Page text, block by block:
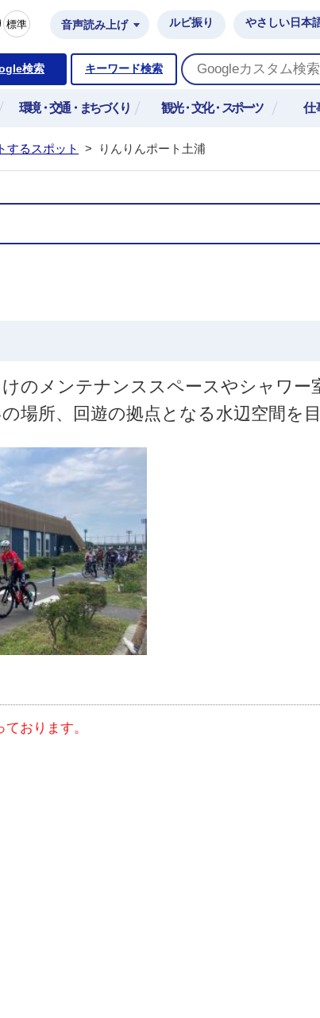
標準 音声読み上げ ルビ振り やさしい日本
検索 キーワード検索
環境・交通・まちづくり 観光・文化・スポーツ 仕
するスポット > りんりんポート土浦
のメンテナンススペースやシャワー
所、回遊の拠点となる水辺空間を
おります。